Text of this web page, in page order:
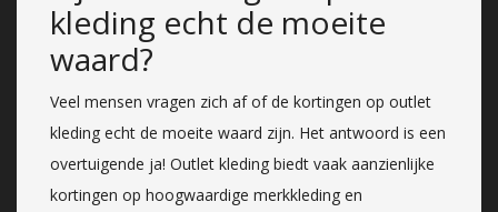
kleding echt de moeite
waard?
Veel mensen vragen zich af of de kortingen op outlet
kleding echt de moeite waard zijn. Het antwoord is een
overtuigende ja! Outlet kleding biedt vaak aanzienlijke
kortingen op hoogwaardige merkkleding en